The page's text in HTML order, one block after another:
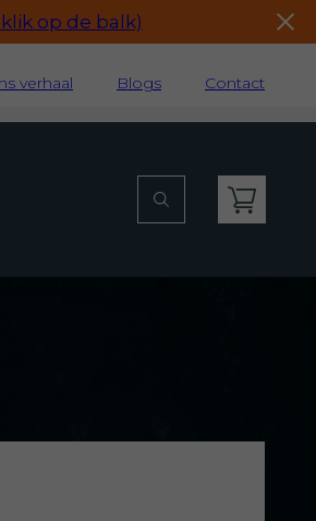
op de balk)
verhaal Blogs Contact